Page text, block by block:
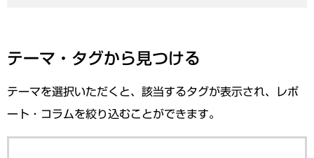
テーマ・タグから見つける
テーマを選択いただくと、該当するタグが表示され、レポ
ート・コラムを絞り込むことができます。